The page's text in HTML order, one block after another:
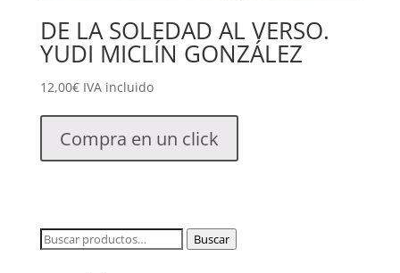
DE LA SOLEDAD AL VERSO.
YUDI MICLÍN GONZÁLEZ
12,00€ IVA incluido
Compra en un click
Buscar
Buscar